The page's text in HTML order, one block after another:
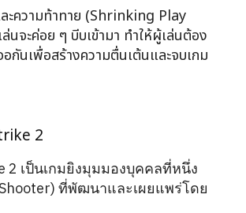
ะความท้าทาย (Shrinking Play
นจะค่อย ๆ บีบเข้ามา ทำให้ผู้เล่นต้อง
อกันเพื่อสร้างความตื่นเต้นและจบเกม
2
2 เป็นเกมยิงมุมมองบุคคลที่หนึ่ง
ที่พัฒนาและเผยแพร่โดย